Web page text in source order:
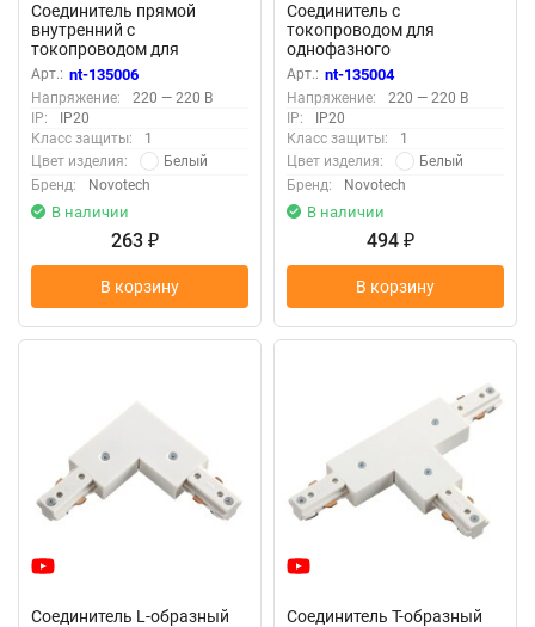
Соединитель прямой
внутренний с
токопроводом для
однофазного
трехжильного
шинопровода «Novotech»
135006 (крепление к треку)
Арт.: nt-135006
Напряжение:
220 — 220 В
IP:
IP20
Класс защиты:
1
Цвет изделия:
Белый
Бренд:
Novotech
В наличии
263 ₽
В корзину
Соединитель с
токопроводом для
однофазного
трехжильного
шинопровода «Novotech»
135004 (крепление к треку)
Арт.: nt-135004
Напряжение:
220 — 220 В
IP:
IP20
Класс защиты:
1
Цвет изделия:
Белый
Бренд:
Novotech
В наличии
494 ₽
В корзину
Соединитель L-образный
Соединитель Т-образный